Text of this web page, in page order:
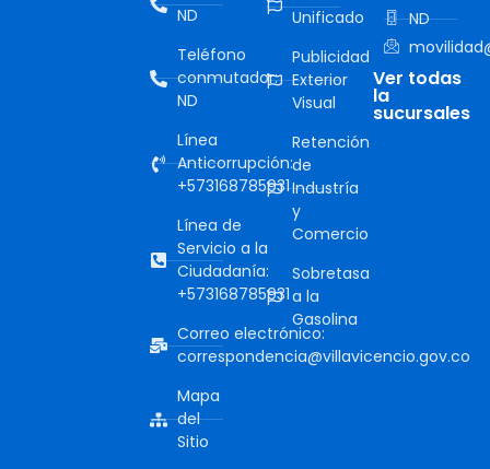
ND
Teléfono
conmutador:
ND
Línea
Anticorrupción:
+573168785931
Línea de
Servicio a la
Ciudadanía:
+573168785931
Correo electrónico:
correspondencia@villavicencio.gov.co
Mapa
del
Sitio
Unificado
Publicidad
Exterior
Visual
Retención
de
Industría
y
Comercio
Sobretasa
a la
Gasolina
ND
Ver todas
la
sucursales